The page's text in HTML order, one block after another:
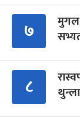
७
मुगल
८